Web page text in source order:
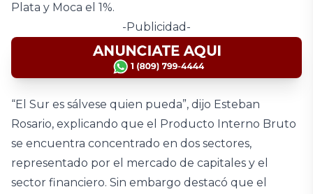
Plata y Moca el 1%.
-Publicidad-
“El Sur es sálvese quien pueda”, dijo Esteban
Rosario, explicando que el Producto Interno Bruto
se encuentra concentrado en dos sectores,
representado por el mercado de capitales y el
sector financiero. Sin embargo destacó que el